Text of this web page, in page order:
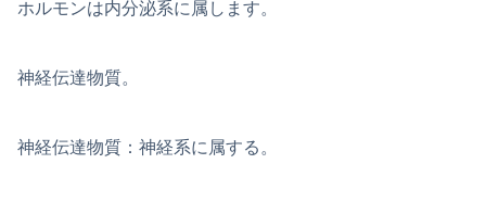
ホルモンは内分泌系に属します。
神経伝達物質。
神経伝達物質：神経系に属する。